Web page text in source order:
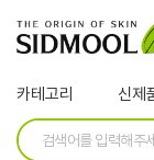
카테고리 신제